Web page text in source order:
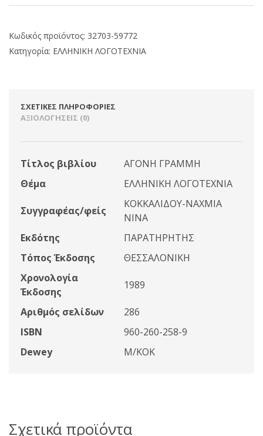
Κωδικός προϊόντος: 32703-59772
Κατηγορία: ΕΛΛΗΝΙΚΗ ΛΟΓΟΤΕΧΝΙΑ
ΣΧΕΤΙΚΈΣ ΠΛΗΡΟΦΟΡΊΕΣ
ΑΞΙΟΛΟΓΉΣΕΙΣ (0)
Τίτλος βιβλίου
ΑΓΟΝΗ ΓΡΑΜΜΗ
Θέμα
ΕΛΛΗΝΙΚΗ ΛΟΓΟΤΕΧΝΙΑ
Συγγραφέας/φείς
ΚΟΚΚΑΛΙΔΟΥ-ΝΑΧΜΙΑ
ΝΙΝΑ
Εκδότης
ΠΑΡΑΤΗΡΗΤΗΣ
Τόπος Έκδοσης
ΘΕΣΣΑΛΟΝΙΚΗ
Χρονολογία
Έκδοσης
1989
Αριθμός σελίδων
286
ISBN
960-260-258-9
Dewey
Μ/ΚΟΚ
Σχετικά προϊόντα